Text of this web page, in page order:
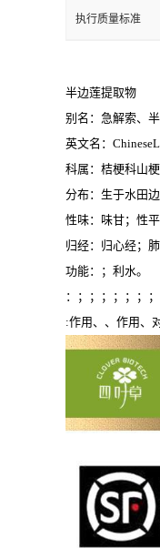
执行质量标准
半边莲提取物
别名：急解索、
英文名：
科属：桔梗科山
分布：生于水田
性味：味甘；性平
归经：归心经；
功能：；利水。
：；；；；；；
:作用、、作用、